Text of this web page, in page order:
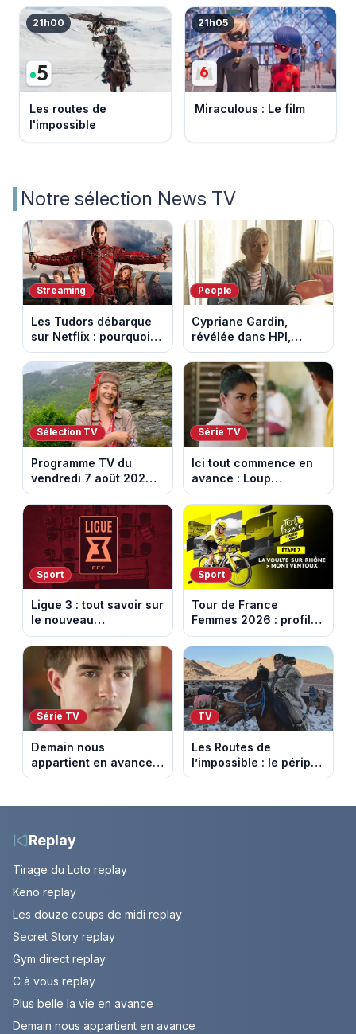
21h00
Les routes de
l'impossible
21h05
Miraculous : Le film
Notre sélection News TV
Streaming
Les Tudors débarque
sur Netflix : pourquoi la
série n’a rien perdu de
son pouvoir
People
Cypriane Gardin,
révélée dans HPI,
lance une cagnotte
après des difficultés
financières
Sélection TV
Programme TV du
vendredi 7 août 2026 :
notre sélection pour
votre soirée télé
Série TV
Ici tout commence en
avance : Loup
découvre la trahison
de Bianca. Episode du
10 août 2026 (spoiler)
Sport
Ligue 3 : tout savoir sur
le nouveau
championnat qui
succède au National
Sport
Tour de France
Femmes 2026 : profil
et horaires de la 7e
étape entre La Voulte-
sur-Rhône et le Mont
Ventoux
Série TV
Demain nous
appartient en avance:
Samuel perd le
août 2026.
TV
Les Routes de
l’impossible : le périple
glacial d’une famille
Replay
Tirage du Loto replay
Keno replay
Les douze coups de midi replay
Secret Story replay
Gym direct replay
C à vous replay
Plus belle la vie en avance
Demain nous appartient en avance